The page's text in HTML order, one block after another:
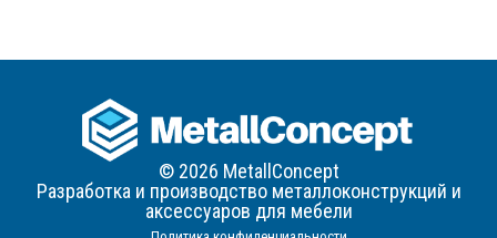
© 2026 MetallConcept
Разработка и производство металлоконструкций и
аксессуаров для мебели